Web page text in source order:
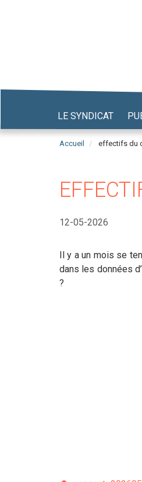
LE SYNDICAT
Accueil effectifs du
12-05-2026
Il y a un mois se
dans les données
?